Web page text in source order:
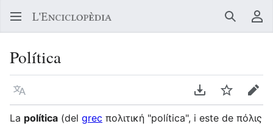
Buscar
Política
Llegir en un atre idioma Descarregar en
Vigilar
La política (del grec πολιτική "política", i este de πόλις